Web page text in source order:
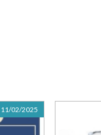
11/02/2025